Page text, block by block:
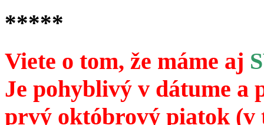
*****
Viete o tom, že máme aj
Je pohyblivý v dátume a
prvý októbrový piatok